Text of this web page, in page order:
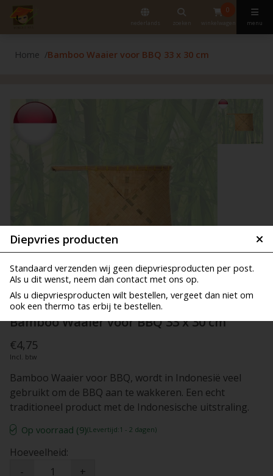
nederlands zoeken
0
winkelwagen menu
Diepvries producten
Standaard verzenden wij geen diepvriesproducten per post.
Als u dit wenst, neem dan contact met ons op.
Als u diepvriesproducten wilt bestellen, vergeet dan niet om
ook een thermo tas erbij te bestellen.
Home Bamboo Waaier voor BBQ 33 x 30 cm
Bamboo Waaier voor BBQ 33 x 30 cm
€4,75
Incl. btw
Bamboo Waaier voor BBQ, wordt in Indonesië veel
gebruikt om de BBQ aan te wakkeren. Een echt
traditioneel product met de Indonesische uitstraling.
Op voorraad (9)(Levertijd:1 - 2 dagen)
Hoeveelheid:
-
+